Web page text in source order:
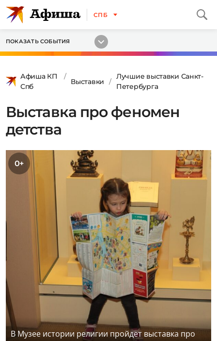
СПБ
ПОКАЗАТЬ СОБЫТИЯ
Афиша КП
Спб
Выставки
Лучшие выставки Санкт-
Петербурга
Выставка про феномен
детства
0+
В Музее истории религии пройдет выставка про